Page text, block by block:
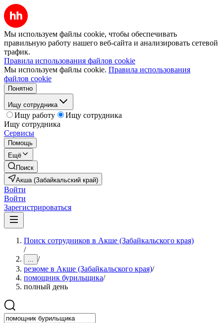
Мы используем файлы cookie, чтобы обеспечивать
правильную работу нашего веб-сайта и анализировать сетевой
трафик.
Правила использования файлов cookie
Мы используем файлы cookie. Правила использования
файлов cookie
Понятно
Ищу сотрудника
Ищу работу
Ищу сотрудника
Ищу сотрудника
Сервисы
Помощь
Ещё
Поиск
Акша (Забайкальский край)
Войти
Войти
Зарегистрироваться
Поиск сотрудников в Акше (Забайкальского края)
/
... /
резюме в Акше (Забайкальского края)/
помощник бурильщика/
полный день